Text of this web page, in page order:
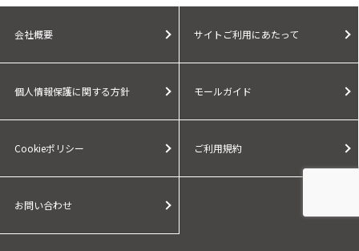
会社概要 サイトご利用にあたって
個人情報保護に関する方針 モールガイド
Cookieポリシー ご利用規約
お問い合わせ